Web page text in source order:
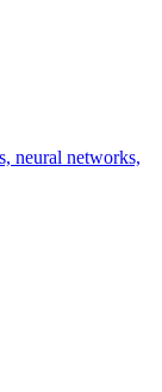
neural networks,